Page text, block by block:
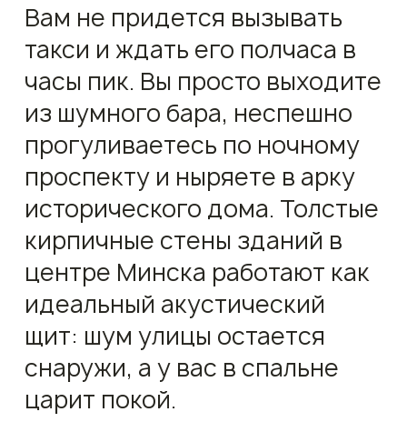
Вам не придется вызывать
такси и ждать его полчаса в
часы пик. Вы просто выходите
из шумного бара, неспешно
прогуливаетесь по ночному
проспекту и ныряете в арку
исторического дома. Толстые
кирпичные стены зданий в
центре Минска работают как
идеальный акустический
щит: шум улицы остается
снаружи, а у вас в спальне
царит покой.